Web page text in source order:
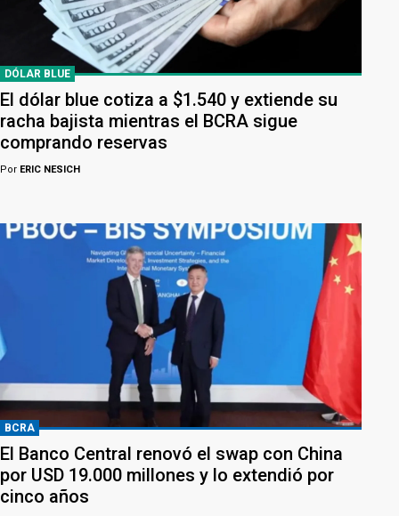
DÓLAR BLUE
El dólar blue cotiza a $1.540 y extiende su
racha bajista mientras el BCRA sigue
comprando reservas
Por ERIC NESICH
BCRA
El Banco Central renovó el swap con China
por USD 19.000 millones y lo extendió por
cinco años